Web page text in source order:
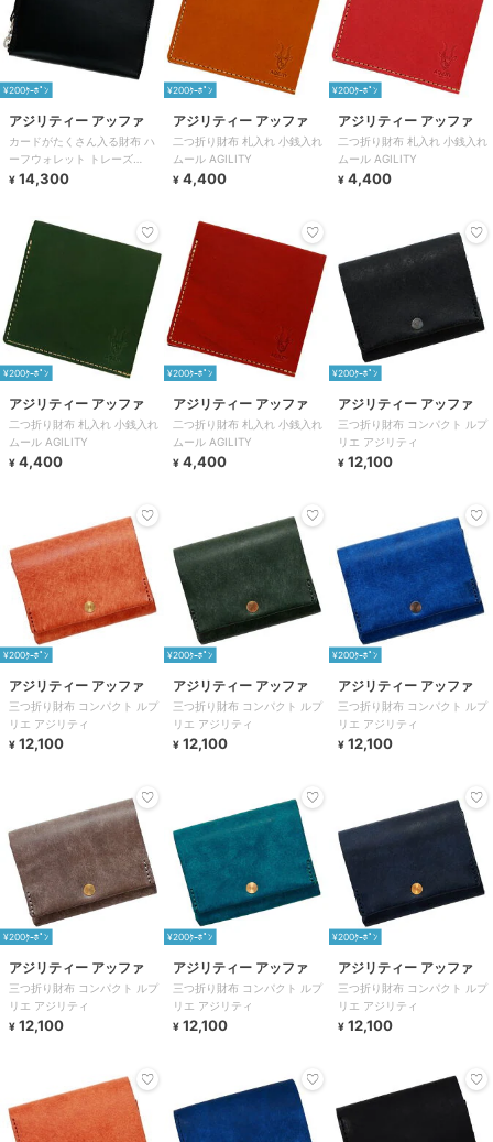
¥200ｸｰﾎﾟﾝ
アジリティー アッファ
カードがたくさん入る財布 ハ
ーフウォレット トレーズ
AGILITY
¥ 14,300
¥200ｸｰﾎﾟﾝ
アジリティー アッファ
二つ折り財布 札入れ 小銭入れ
ムール AGILITY
¥ 4,400
¥200ｸｰﾎﾟﾝ
アジリティー アッファ
二つ折り財布 札入れ 小銭入れ
ムール AGILITY
¥ 4,400
¥200ｸｰﾎﾟﾝ
アジリティー アッファ
二つ折り財布 札入れ 小銭入れ
ムール AGILITY
¥ 4,400
¥200ｸｰﾎﾟﾝ
アジリティー アッファ
二つ折り財布 札入れ 小銭入れ
ムール AGILITY
¥ 4,400
¥200ｸｰﾎﾟﾝ
アジリティー アッファ
三つ折り財布 コンパクト ルプ
リエ アジリティ
¥ 12,100
¥200ｸｰﾎﾟﾝ
アジリティー アッファ
三つ折り財布 コンパクト ルプ
リエ アジリティ
¥ 12,100
¥200ｸｰﾎﾟﾝ
アジリティー アッファ
三つ折り財布 コンパクト ルプ
リエ アジリティ
¥ 12,100
¥200ｸｰﾎﾟﾝ
アジリティー アッファ
三つ折り財布 コンパクト ルプ
リエ アジリティ
¥ 12,100
¥200ｸｰﾎﾟﾝ
アジリティー アッファ
三つ折り財布 コンパクト ルプ
リエ アジリティ
¥ 12,100
¥200ｸｰﾎﾟﾝ
アジリティー アッファ
三つ折り財布 コンパクト ルプ
リエ アジリティ
¥ 12,100
¥200ｸｰﾎﾟﾝ
アジリティー アッファ
三つ折り財布 コンパクト ルプ
リエ アジリティ
¥ 12,100